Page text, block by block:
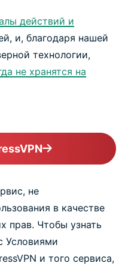
действий и
и, благодаря нашей
технологии,
не хранятся на
не
в качестве
прав. Чтобы узнать
Условиями
и того сервиса,